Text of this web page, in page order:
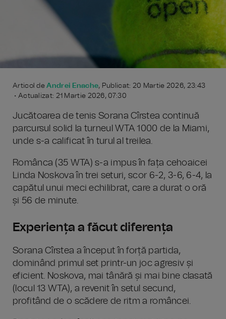
Articol deAndrei Enache, Publicat: 20 Martie 2026, 23:43
• Actualizat: 21 Martie 2026, 07:30
Jucătoarea de tenis Sorana Cîrstea continuă
parcursul solid la turneul WTA 1000 de la Miami,
unde s-a calificat în turul al treilea.
Românca (35 WTA) s-a impus în fața cehoaicei
Linda Noskova în trei seturi, scor 6-2, 3-6, 6-4, la
capătul unui meci echilibrat, care a durat o oră
și 56 de minute.
Experiența a făcut diferența
Sorana Cîrstea a început în forță partida,
dominând primul set printr-un joc agresiv și
eficient. Noskova, mai tânără și mai bine clasată
(locul 13 WTA), a revenit în setul secund,
profitând de o scădere de ritm a româncei.